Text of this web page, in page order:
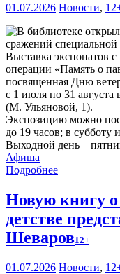
01.07.2026 Новости,
Выставка экспонатов
операции «Память о
посвященная Дню
с 1 июля по 31
(М. Ульяновой, 1).
Экспозицию можно
до 19 часов; в субботу
Выходной день –
Афиша
Подробнее
Новую книгу о
детстве
Шеваров12+
01.07.2026 Новости,